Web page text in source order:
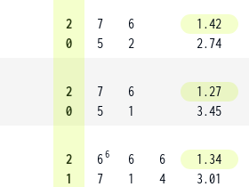
2
0
7
5
6
2
1.42
2.74
2
0
7
5
6
1
1.27
3.45
2
1
66
7
6
1
6
4
1.34
3.01